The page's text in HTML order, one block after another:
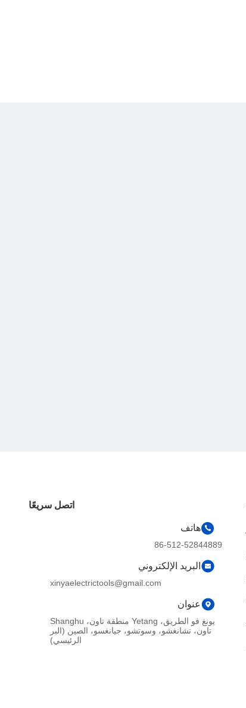
اتصل سريعًا
هاتف
86-512-52844889
البريد الإلكتروني
xinyaelectrictools@gmail.com
عنوان
يونغ فو الطريق، Yetang منطقة تاون، Shanghu
تاون، تشانغشو، وسوتشو، جيانغسو، الصين (البر
الرئيسي)